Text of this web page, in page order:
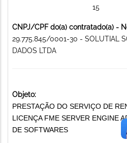
15
CNPJ/CPF do(a) contratado(a) -
29.775.845/0001-30 - SOLUTIAL
DADOS LTDA
Objeto:
PRESTAÇÃO DO SERVIÇO DE
LICENÇA FME SERVER ENGINE
DE SOFTWARES